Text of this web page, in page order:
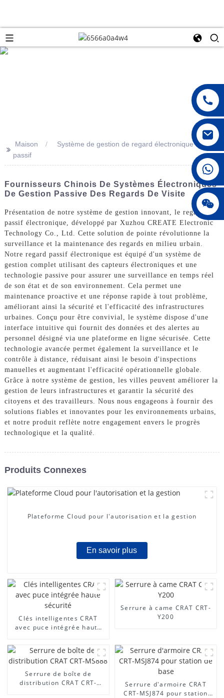
008615396811719
>> Maison
Système de gestion de regard électronique
passif
Fournisseurs Chinois De Systèmes Électroniques
De Gestion Passive Des Regards De Visite
Présentation de notre système de gestion innovant, le regard
passif électronique, développé par Xuzhou CREATE Electronic
Technology Co., Ltd. Cette solution de pointe révolutionne la
surveillance et la maintenance des regards en milieu urbain.
Notre regard passif électronique est équipé d'un système de
gestion complet utilisant des capteurs électroniques et une
technologie passive pour assurer une surveillance en temps réel
de son état et de son environnement. Cela permet une
maintenance proactive et une réponse rapide à tout problème,
améliorant ainsi la sécurité et l'efficacité des infrastructures
urbaines. Conçu pour être convivial, le système dispose d'une
interface intuitive qui fournit des données et des alertes au
personnel désigné via une plateforme en ligne sécurisée. Cette
technologie avancée permet également la surveillance et le
contrôle à distance, réduisant ainsi le besoin d'inspections
manuelles et augmentant l'efficacité opérationnelle globale.
Grâce à notre système de gestion, les villes peuvent améliorer la
gestion de leurs infrastructures et garantir la sécurité des
citoyens et des travailleurs. Nous nous engageons à fournir des
solutions fiables et innovantes pour les environnements urbains,
et notre produit reflète notre engagement envers le progrès
technologique et la qualité.
Produits Connexes
Plateforme Cloud pour l'autorisation et la gestion
En savoir plus
Clés intelligentes CRAT
avec puce intégrée haute
Serrure à came CRAT CRT-
Y200
Serrure de boîte de
distribution CRAT CRT-
Serrure d'armoire CRAT
CRT-MSJ874 pour station